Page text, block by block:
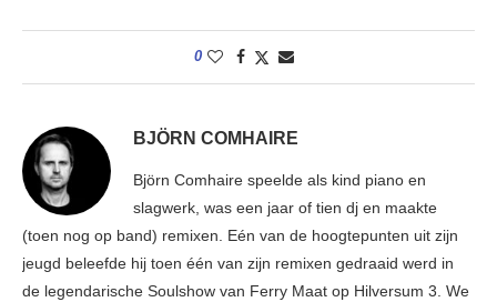
0
BJÖRN COMHAIRE
Björn Comhaire speelde als kind piano en
slagwerk, was een jaar of tien dj en maakte
(toen nog op band) remixen. Eén van de hoogtepunten uit zijn
jeugd beleefde hij toen één van zijn remixen gedraaid werd in
de legendarische Soulshow van Ferry Maat op Hilversum 3. We